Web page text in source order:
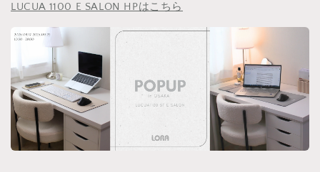
LUCUA 1100 E SALON HPはこちら